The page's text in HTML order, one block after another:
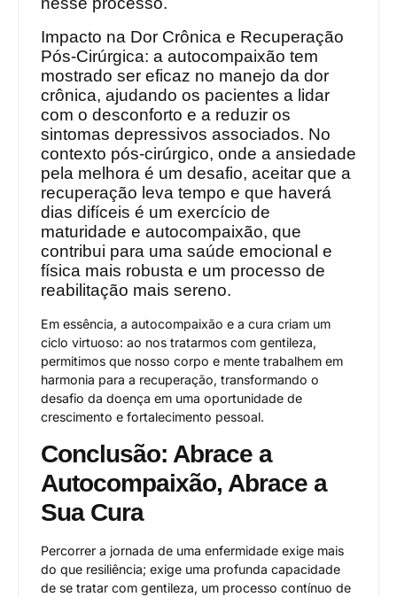
Impacto na Dor Crônica e Recuperação
Pós-Cirúrgica: a autocompaixão tem
mostrado ser eficaz no manejo da dor
crônica, ajudando os pacientes a lidar
com o desconforto e a reduzir os
sintomas depressivos associados. No
contexto pós-cirúrgico, onde a ansiedade
pela melhora é um desafio, aceitar que a
recuperação leva tempo e que haverá
dias difíceis é um exercício de
maturidade e autocompaixão, que
contribui para uma saúde emocional e
física mais robusta e um processo de
reabilitação mais sereno.
Em essência, a autocompaixão e a cura criam um
ciclo virtuoso: ao nos tratarmos com gentileza,
permitimos que nosso corpo e mente trabalhem em
harmonia para a recuperação, transformando o
desafio da doença em uma oportunidade de
crescimento e fortalecimento pessoal.
Conclusão: Abrace a
Autocompaixão, Abrace a
Sua Cura
Percorrer a jornada de uma enfermidade exige mais
do que resiliência; exige uma profunda capacidade
de se tratar com gentileza, um processo contínuo de